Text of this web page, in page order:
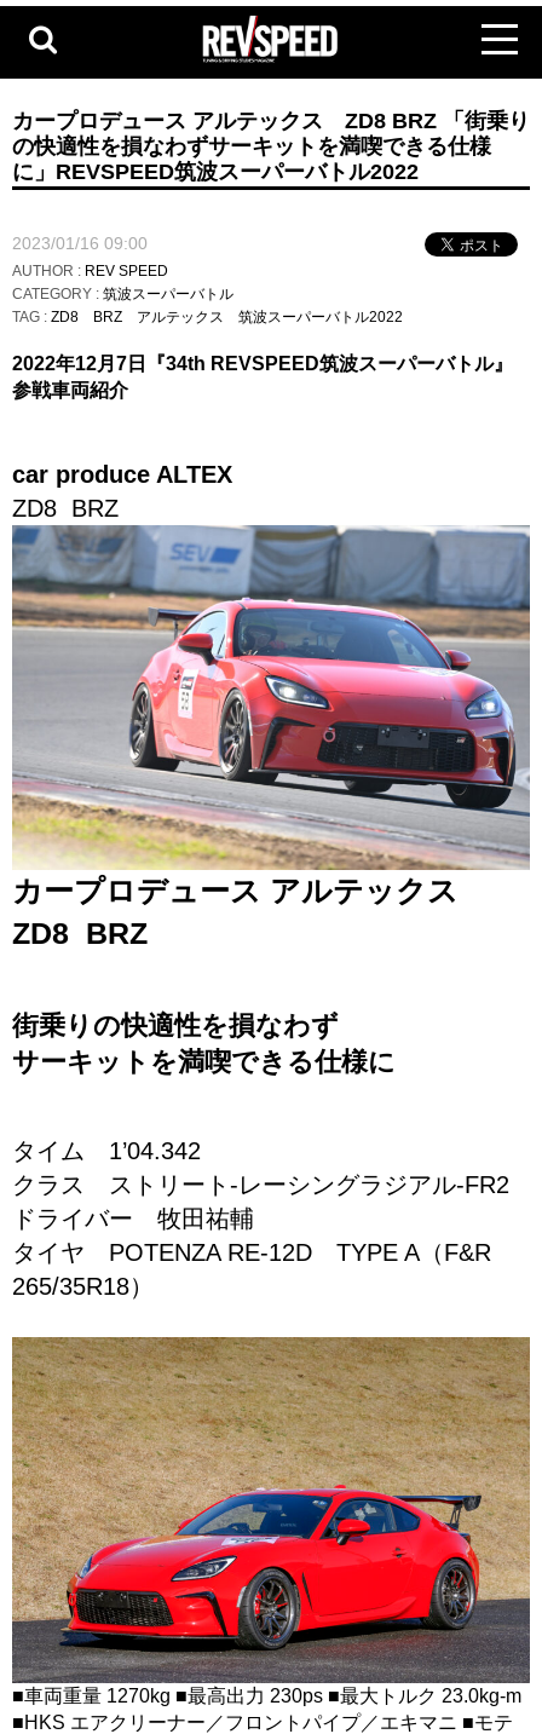
カープロデュース アルテックス ZD8 BRZ 「街乗り
の快適性を損なわずサーキットを満喫できる仕様
に」REVSPEED筑波スーパーバトル2022
2023/01/16 09:00
AUTHOR : REV SPEED
CATEGORY : 筑波スーパーバトル
TAG : ZD8 BRZ アルテックス 筑波スーパーバトル2022
2022年12月7日『34th REVSPEED筑波スーパーバトル』
参戦車両紹介
car produce ALTEX
ZD8 BRZ
カープロデュース アルテックス
ZD8 BRZ
街乗りの快適性を損なわず
サーキットを満喫できる仕様に
タイム 1’04.342
クラス ストリート-レーシングラジアル-FR2
ドライバー 牧田祐輔
タイヤ POTENZA RE-12D TYPE A（F&R
265/35R18）
■車両重量 1270kg ■最高出力 230ps ■最大トルク 23.0kg-m
■HKS エアクリーナー／フロントパイプ／エキマニ ■モテ